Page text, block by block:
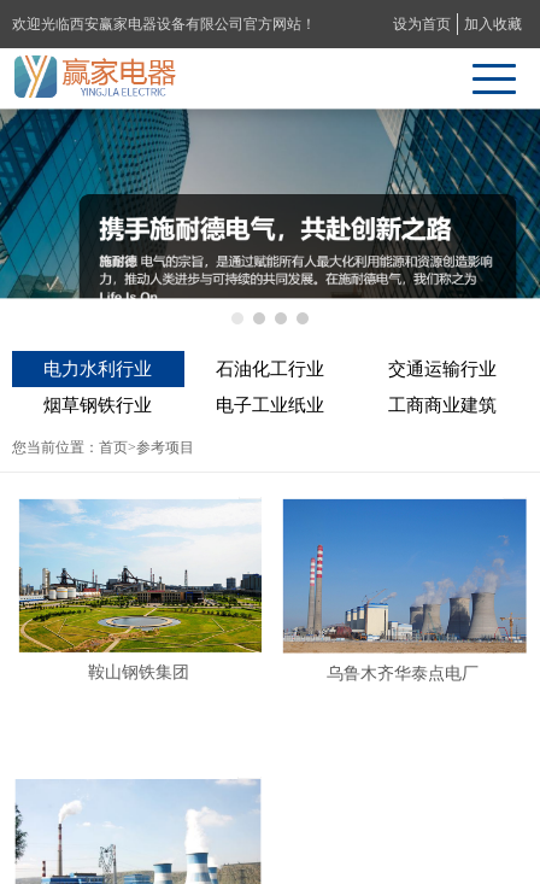
欢迎光临西安赢家电器设备有限公司官方网站！ 设为首页 加入收藏
电力水利行业 石油化工行业
交通运输行业
烟草钢铁行业
电子工业纸业 工商商业建筑
您当前位置： 首页>参考项目
鞍山钢铁集团 乌鲁木齐华泰点电厂